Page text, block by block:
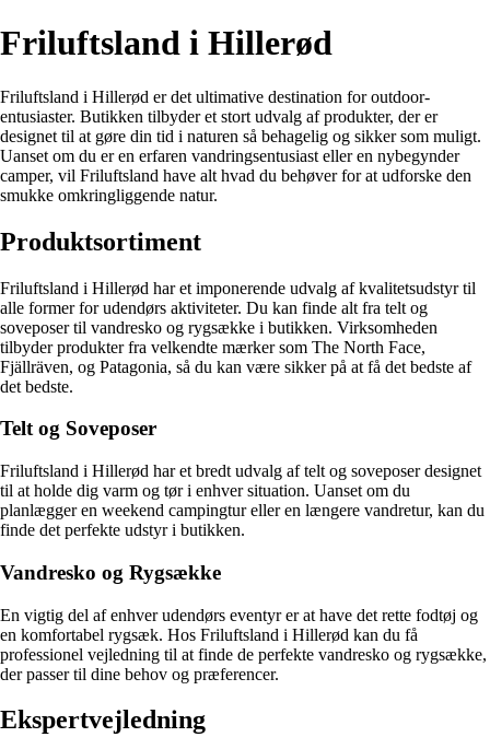
Friluftsland i Hillerød
Friluftsland i Hillerød er det ultimative destination for outdoor-
entusiaster. Butikken tilbyder et stort udvalg af produkter, der er
designet til at gøre din tid i naturen så behagelig og sikker som muligt.
Uanset om du er en erfaren vandringsentusiast eller en nybegynder
camper, vil Friluftsland have alt hvad du behøver for at udforske den
smukke omkringliggende natur.
Produktsortiment
Friluftsland i Hillerød har et imponerende udvalg af kvalitetsudstyr til
alle former for udendørs aktiviteter. Du kan finde alt fra telt og
soveposer til vandresko og rygsække i butikken. Virksomheden
tilbyder produkter fra velkendte mærker som The North Face,
Fjällräven, og Patagonia, så du kan være sikker på at få det bedste af
det bedste.
Telt og Soveposer
Friluftsland i Hillerød har et bredt udvalg af telt og soveposer designet
til at holde dig varm og tør i enhver situation. Uanset om du
planlægger en weekend campingtur eller en længere vandretur, kan du
finde det perfekte udstyr i butikken.
Vandresko og Rygsække
En vigtig del af enhver udendørs eventyr er at have det rette fodtøj og
en komfortabel rygsæk. Hos Friluftsland i Hillerød kan du få
professionel vejledning til at finde de perfekte vandresko og rygsække,
der passer til dine behov og præferencer.
Ekspertvejledning